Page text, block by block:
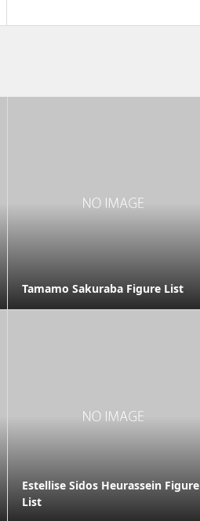
Tamamo Sakuraba Figure List
Estellise Sidos Heurassein Figure
List